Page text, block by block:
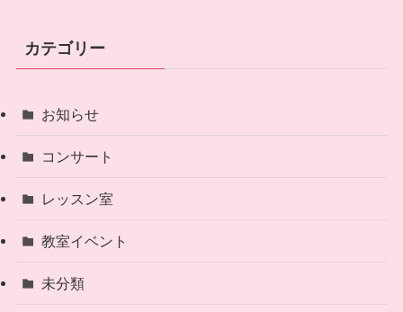
カテゴリー
お知らせ
コンサート
レッスン室
教室イベント
未分類